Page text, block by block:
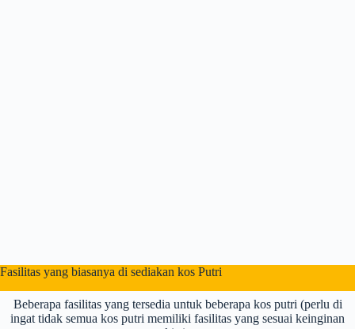
Fasilitas yang biasanya di sediakan kos Putri
Beberapa fasilitas yang tersedia untuk beberapa kos putri (perlu di
ingat tidak semua kos putri memiliki fasilitas yang sesuai keinginan